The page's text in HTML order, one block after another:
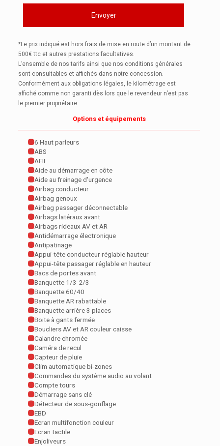
*Le prix indiqué est hors frais de mise en route d’un montant de
500€ ttc et autres prestations facultatives.
L’ensemble de nos tarifs ainsi que nos conditions générales
sont consultables et affichés dans notre concession.
Conformément aux obligations légales, le kilométrage est
affiché comme non garanti dès lors que le revendeur n’est pas
le premier propriétaire.
Options et équipements
6 Haut parleurs
ABS
AFIL
Aide au démarrage en côte
Aide au freinage d'urgence
Airbag conducteur
Airbag genoux
Airbag passager déconnectable
Airbags latéraux avant
Airbags rideaux AV et AR
Antidémarrage électronique
Antipatinage
Appui-tête conducteur réglable hauteur
Appui-tête passager réglable en hauteur
Bacs de portes avant
Banquette 1/3-2/3
Banquette 60/40
Banquette AR rabattable
Banquette arrière 3 places
Boite à gants fermée
Boucliers AV et AR couleur caisse
Calandre chromée
Caméra de recul
Capteur de pluie
Clim automatique bi-zones
Commandes du système audio au volant
Compte tours
Démarrage sans clé
Détecteur de sous-gonflage
EBD
Ecran multifonction couleur
Ecran tactile
Enjoliveurs